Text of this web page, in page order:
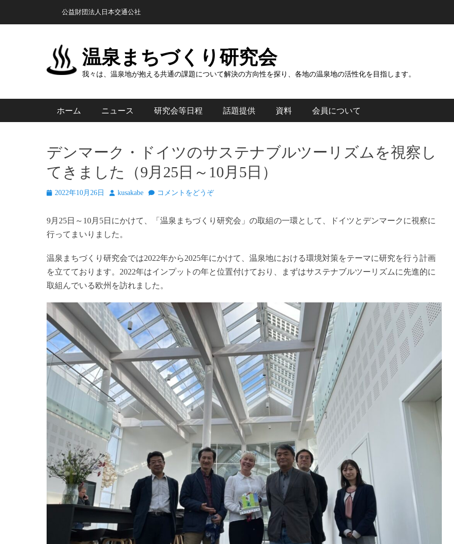
キ
ヘッダートップメニュー
公益財団法人日本交通公社
温泉まちづくり研究会
我々は、温泉地が抱える共通の課題について解決の方向性を探り、各地の温泉地の活性化を目指します。
メインメニュー
ホーム ニュース 研究会等日程 話題提供 資料 会員について
デンマーク・ドイツのサステナブルツーリズムを視察し
てきました（9月25日～10月5日）
投
日
2022年10月26日
投
者
kusakabe コメントをどうぞ
9月25日～10月5日にかけて、「温泉まちづくり研究会」の取組の一環として、ドイツとデンマークに視察に
行ってまいりました。
温泉まちづくり研究会では2022年から2025年にかけて、温泉地における環境対策をテーマに研究を行う計画
を立てております。2022年はインプットの年と位置付けており、まずはサステナブルツーリズムに先進的に
取組んでいる欧州を訪れました。